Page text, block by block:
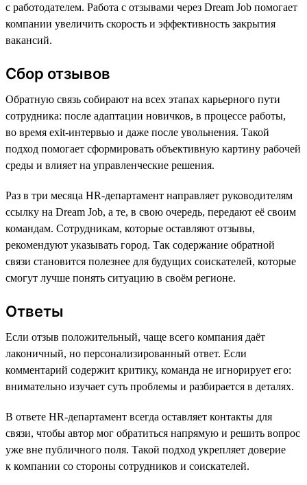
с работодателем. Работа с отзывами через Dream Job помогает
компании увеличить скорость и эффективность закрытия
вакансий.
Сбор отзывов
Обратную связь собирают на всех этапах карьерного пути
сотрудника: после адаптации новичков, в процессе работы,
во время exit-интервью и даже после увольнения. Такой
подход помогает сформировать объективную картину рабочей
среды и влияет на управленческие решения.
Раз в три месяца HR-департамент направляет руководителям
ссылку на Dream Job, а те, в свою очередь, передают её своим
командам. Сотрудникам, которые оставляют отзывы,
рекомендуют указывать город. Так содержание обратной
связи становится полезнее для будущих соискателей, которые
смогут лучше понять ситуацию в своём регионе.
Ответы
Если отзыв положительный, чаще всего компания даёт
лаконичный, но персонализированный ответ. Если
комментарий содержит критику, команда не игнорирует его:
внимательно изучает суть проблемы и разбирается в деталях.
В ответе HR-департамент всегда оставляет контакты для
связи, чтобы автор мог обратиться напрямую и решить вопрос
уже вне публичного поля. Такой подход укрепляет доверие
к компании со стороны сотрудников и соискателей.